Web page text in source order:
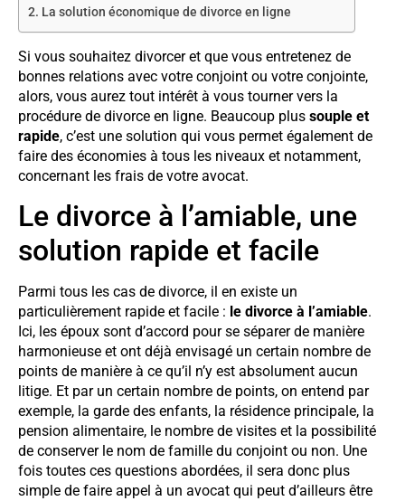
La solution économique de divorce en ligne
Si vous souhaitez divorcer et que vous entretenez de
bonnes relations avec votre conjoint ou votre conjointe,
alors, vous aurez tout intérêt à vous tourner vers la
procédure de divorce en ligne. Beaucoup plus souple et
rapide, c’est une solution qui vous permet également de
faire des économies à tous les niveaux et notamment,
concernant les frais de votre avocat.
Le divorce à l’amiable, une
solution rapide et facile
Parmi tous les cas de divorce, il en existe un
particulièrement rapide et facile : le divorce à l’amiable.
Ici, les époux sont d’accord pour se séparer de manière
harmonieuse et ont déjà envisagé un certain nombre de
points de manière à ce qu’il n’y est absolument aucun
litige. Et par un certain nombre de points, on entend par
exemple, la garde des enfants, la résidence principale, la
pension alimentaire, le nombre de visites et la possibilité
de conserver le nom de famille du conjoint ou non. Une
fois toutes ces questions abordées, il sera donc plus
simple de faire appel à un avocat qui peut d’ailleurs être